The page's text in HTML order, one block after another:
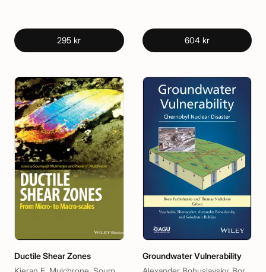
295 kr 604 kr
Ductile Shear Zones
Groundwater Vulnerability